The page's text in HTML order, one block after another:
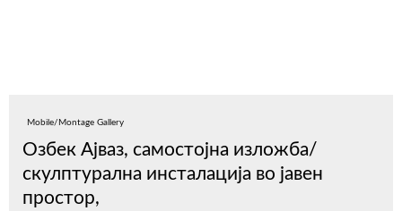
Mobile/Montage Gallery
Озбек Ајваз, самостојна изложба/
скулптурална инсталација во јавен
простор,